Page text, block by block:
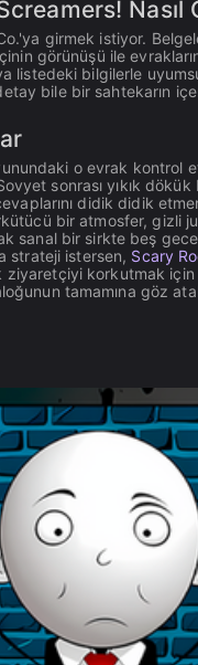
Nasıl
girmek istiyor.
görünüşü ile
listedeki bilgilerle
bile bir sahtekarın
o evrak kontrol
sonrası yıkık
didik didik
bir atmosfer, gizli
sanal bir sirkte beş
strateji istersen, Scary
ziyaretçiyi korkutmak
tamamına göz